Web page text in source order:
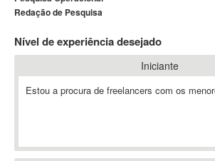
A-GPS
A2Billing
AAUS Scientific Diver
ABAP
ABIS
Redação de Pesquisa
Nível de experiência desejado
Iniciante
Estou a procura de freelancers com os